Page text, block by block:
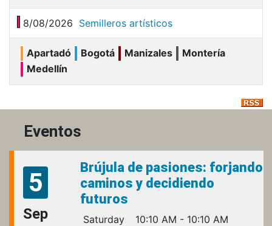
8/08/2026 Semilleros artísticos
Apartadó Bogotá Manizales
Montería
Medellín
Eventos
5
Sep
Brújula de pasiones: forjando
caminos y decidiendo
futuros
Saturday
10:10 AM - 10:10 AM